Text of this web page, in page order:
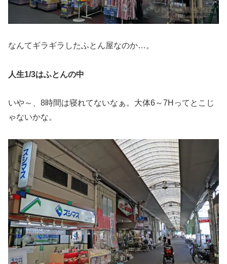
なんてギラギラしたふとん屋なのか…。
人生1/3はふとんの中
いや～、8時間は寝れてないなぁ。大体6～7Hってとこじ
ゃないかな。